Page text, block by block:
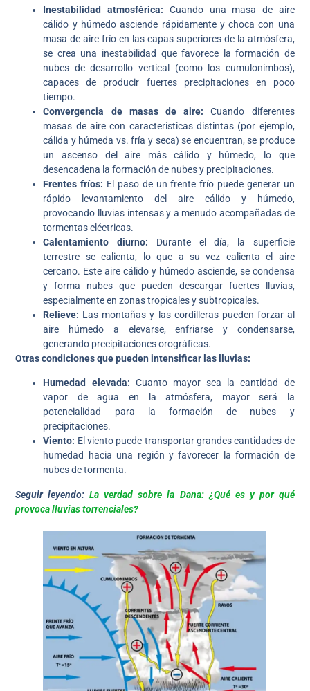
Inestabilidad atmosférica: Cuando una masa de aire
cálido y húmedo asciende rápidamente y choca con una
masa de aire frío en las capas superiores de la atmósfera,
se crea una inestabilidad que favorece la formación de
nubes de desarrollo vertical (como los cumulonimbos),
capaces de producir fuertes precipitaciones en poco
tiempo.
Convergencia de masas de aire: Cuando diferentes
masas de aire con características distintas (por ejemplo,
cálida y húmeda vs. fría y seca) se encuentran, se produce
un ascenso del aire más cálido y húmedo, lo que
desencadena la formación de nubes y precipitaciones.
Frentes fríos: El paso de un frente frío puede generar un
rápido levantamiento del aire cálido y húmedo,
provocando lluvias intensas y a menudo acompañadas de
tormentas eléctricas.
Calentamiento diurno: Durante el día, la superficie
terrestre se calienta, lo que a su vez calienta el aire
cercano. Este aire cálido y húmedo asciende, se condensa
y forma nubes que pueden descargar fuertes lluvias,
especialmente en zonas tropicales y subtropicales.
Relieve: Las montañas y las cordilleras pueden forzar al
aire húmedo a elevarse, enfriarse y condensarse,
generando precipitaciones orográficas.
Otras condiciones que pueden intensificar las lluvias:
Humedad elevada: Cuanto mayor sea la cantidad de
vapor de agua en la atmósfera, mayor será la
potencialidad para la formación de nubes y
precipitaciones.
Viento: El viento puede transportar grandes cantidades de
humedad hacia una región y favorecer la formación de
nubes de tormenta.
Seguir leyendo:La verdad sobre la Dana: ¿Qué es y por qué
provoca lluvias torrenciales?